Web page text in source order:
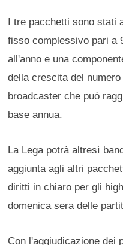
I tre pacchetti sono stati
fisso complessivo pari a
all'anno e una
della crescita del
broadcaster che può
base annua.
La Lega potrà altresì
aggiunta agli altri
diritti in chiaro per gli
domenica sera delle
Con l'aggiudicazione dei